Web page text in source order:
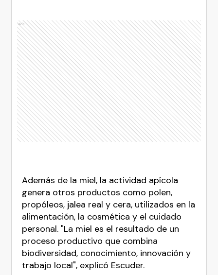
Ads
Además de la miel, la actividad apícola
genera otros productos como polen,
propóleos, jalea real y cera, utilizados en la
alimentación, la cosmética y el cuidado
personal. "La miel es el resultado de un
proceso productivo que combina
biodiversidad, conocimiento, innovación y
trabajo local", explicó Escuder.